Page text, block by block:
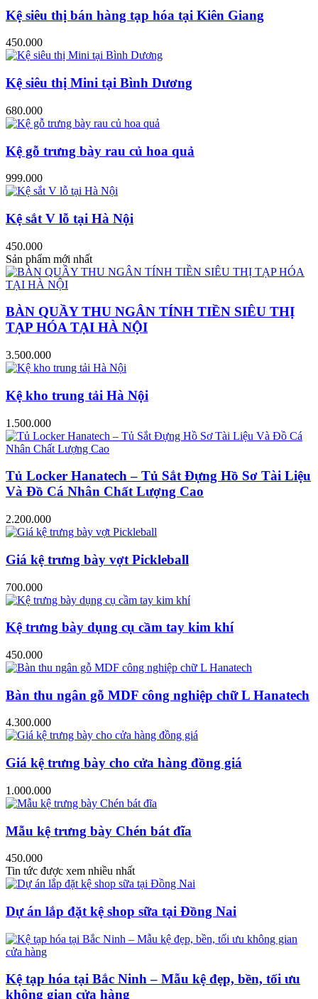
Kệ siêu thị bán hàng tạp hóa tại Kiên Giang
450.000
Kệ siêu thị Mini tại Bình Dương
680.000
Kệ gỗ trưng bày rau củ hoa quả
999.000
Kệ sắt V lỗ tại Hà Nội
450.000
Sản phẩm mới nhất
BÀN QUẦY THU NGÂN TÍNH TIỀN SIÊU THỊ
TẠP HÓA TẠI HÀ NỘI
3.500.000
Kệ kho trung tải Hà Nội
1.500.000
Tủ Locker Hanatech – Tủ Sắt Đựng Hồ Sơ Tài Liệu
Và Đồ Cá Nhân Chất Lượng Cao
2.200.000
Giá kệ trưng bày vợt Pickleball
700.000
Kệ trưng bày dụng cụ cầm tay kim khí
450.000
Bàn thu ngân gỗ MDF công nghiệp chữ L Hanatech
4.300.000
Giá kệ trưng bày cho cửa hàng đồng giá
1.000.000
Mẫu kệ trưng bày Chén bát đĩa
450.000
Tin tức được xem nhiều nhất
Dự án lắp đặt kệ shop sữa tại Đồng Nai
Kệ tạp hóa tại Bắc Ninh – Mẫu kệ đẹp, bền, tối ưu
không gian cửa hàng